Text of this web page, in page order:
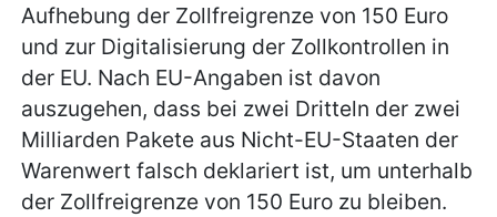
Aufhebung der Zollfreigrenze von 150 Euro
und zur Digitalisierung der Zollkontrollen in
der EU. Nach EU-Angaben ist davon
auszugehen, dass bei zwei Dritteln der zwei
Milliarden Pakete aus Nicht-EU-Staaten der
Warenwert falsch deklariert ist, um unterhalb
der Zollfreigrenze von 150 Euro zu bleiben.